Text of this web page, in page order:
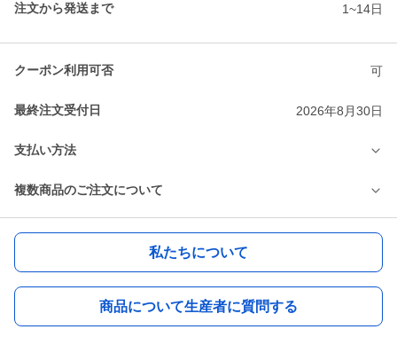
注文から発送まで 1~14日
クーポン利用可否 可
最終注文受付日 2026年8月30日
支払い方法
複数商品のご注文について
私たちについて
商品について生産者に質問する